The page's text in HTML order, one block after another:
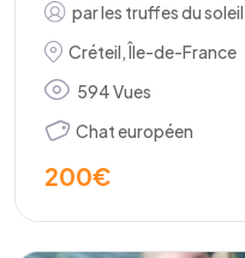
parles truffes du soleil
Créteil,Île-de-France
594 Vues
Chat européen
200€